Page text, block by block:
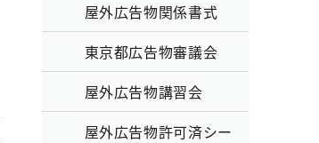
屋外広告物関係書式
東京都広告物審議会
屋外広告物講習会
屋外広告物許可済シー